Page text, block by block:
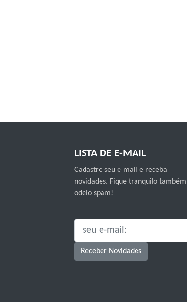
LISTA DE E-MAIL
Cadastre seu e-mail e receba
novidades. Fique tranquilo também
odeio spam!
SEU E-MAIL:
Receber Novidades